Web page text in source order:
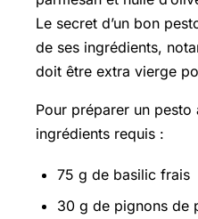
Le secret d’un bon
de ses ingrédients,
doit être extra vierge
Pour préparer un
ingrédients requis :
75 g de basilic frais
30 g de pignons de